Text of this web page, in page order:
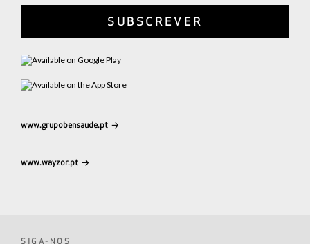
SUBSCREVER
www.grupobensaude.pt
www.wayzor.pt
SIGA-NOS